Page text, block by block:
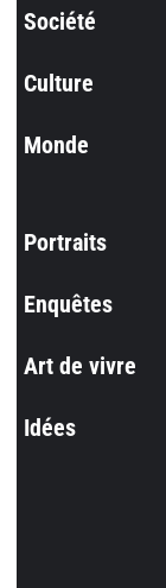
Société
Culture
Monde
Portraits
Enquêtes
Art de vivre
Idées